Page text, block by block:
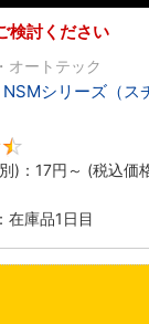
検討ください
オートテック
シリーズ（ス
)： 17円 ～ (税込価
在庫品1日目